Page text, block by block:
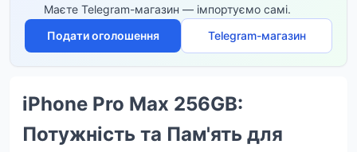
Маєте Telegram-магазин — імпортуємо самі.
Подати оголошення
Telegram-магазин
iPhone Pro Max 256GB:
Потужність та Пам'ять для